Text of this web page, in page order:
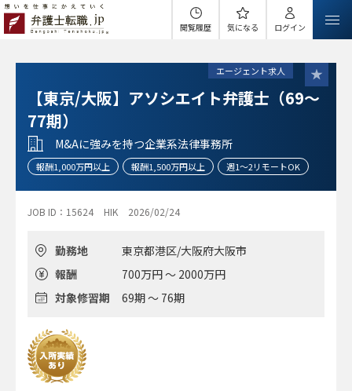
閲覧履歴 気になる ログイン
エージェント求人
【東京/大阪】アソシエイト弁護士（69～
77期）
M&Aに強みを持つ企業系法律事務所
報酬1,000万円以上 報酬1,500万円以上 週1～2リモートOK
JOB ID：15624 HIK 2026/02/24
勤務地
東京都港区/大阪府大阪市
報酬
700万円 ～ 2000万円
対象修習期
69期 ～ 76期